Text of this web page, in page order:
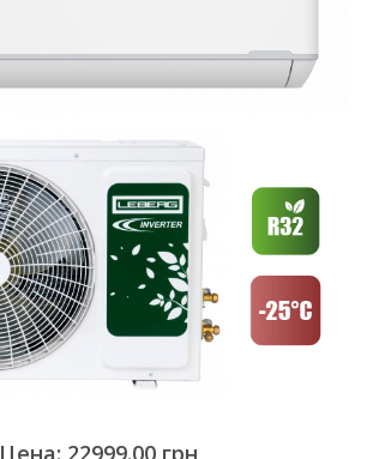
Цена: 22999.00 грн